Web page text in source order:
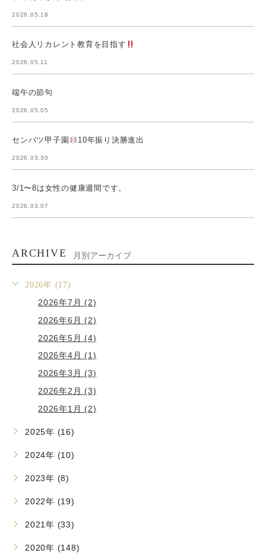
2026.05.18
社会人リカレント教育を目指す
2026.05.11
端午の節句
2026.05.05
センバツ甲子園 10年振り決勝進出
2026.03.30
3/1〜8は女性の健康週間です。
2026.03.07
ARCHIVE 月別アーカイブ
2026年 (17)
2026年7月 (2)
2026年6月 (2)
2026年5月 (4)
2026年4月 (1)
2026年3月 (3)
2026年2月 (3)
2026年1月 (2)
2025年 (16)
2024年 (10)
2023年 (8)
2022年 (19)
2021年 (33)
2020年 (148)